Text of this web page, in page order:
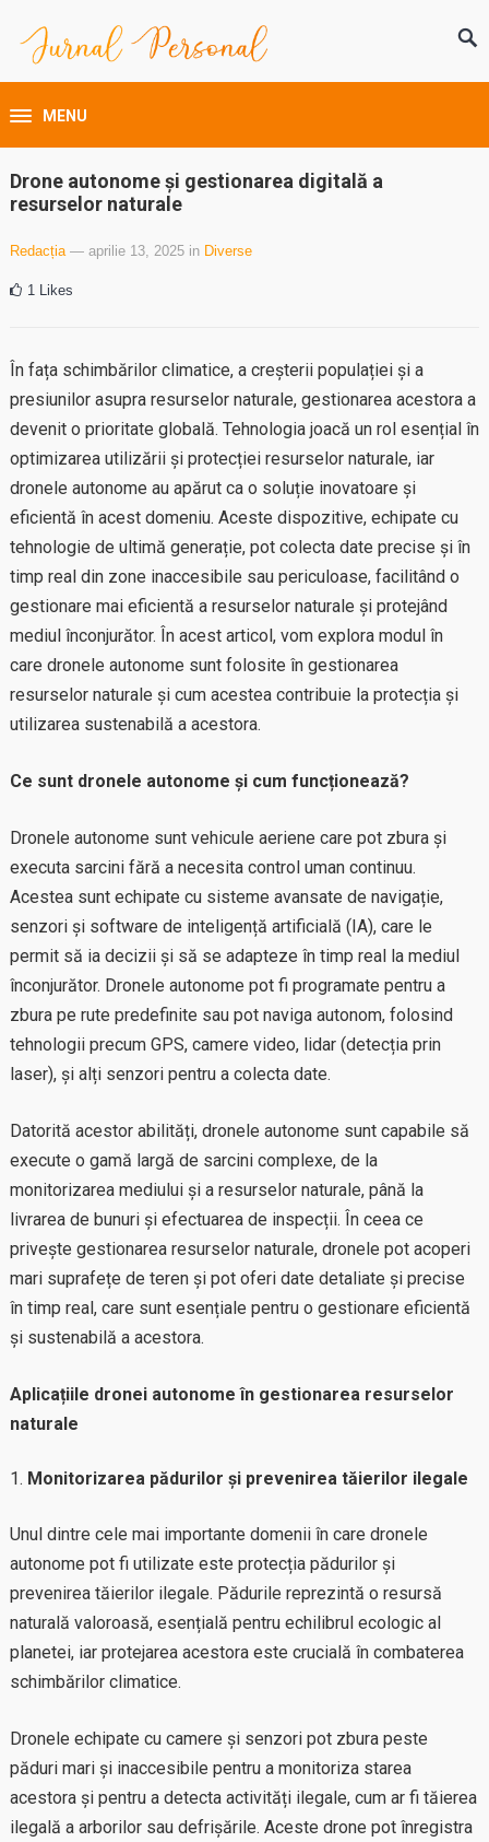
MENU
Drone autonome și gestionarea digitală a
resurselor naturale
Redacția — aprilie 13, 2025 in Diverse
1 Likes
În fața schimbărilor climatice, a creșterii populației și a
presiunilor asupra resurselor naturale, gestionarea acestora a
devenit o prioritate globală. Tehnologia joacă un rol esențial în
optimizarea utilizării și protecției resurselor naturale, iar
dronele autonome au apărut ca o soluție inovatoare și
eficientă în acest domeniu. Aceste dispozitive, echipate cu
tehnologie de ultimă generație, pot colecta date precise și în
timp real din zone inaccesibile sau periculoase, facilitând o
gestionare mai eficientă a resurselor naturale și protejând
mediul înconjurător. În acest articol, vom explora modul în
care dronele autonome sunt folosite în gestionarea
resurselor naturale și cum acestea contribuie la protecția și
utilizarea sustenabilă a acestora.
Ce sunt dronele autonome și cum funcționează?
Dronele autonome sunt vehicule aeriene care pot zbura și
executa sarcini fără a necesita control uman continuu.
Acestea sunt echipate cu sisteme avansate de navigație,
senzori și software de inteligență artificială (IA), care le
permit să ia decizii și să se adapteze în timp real la mediul
înconjurător. Dronele autonome pot fi programate pentru a
zbura pe rute predefinite sau pot naviga autonom, folosind
tehnologii precum GPS, camere video, lidar (detecția prin
laser), și alți senzori pentru a colecta date.
Datorită acestor abilități, dronele autonome sunt capabile să
execute o gamă largă de sarcini complexe, de la
monitorizarea mediului și a resurselor naturale, până la
livrarea de bunuri și efectuarea de inspecții. În ceea ce
privește gestionarea resurselor naturale, dronele pot acoperi
mari suprafețe de teren și pot oferi date detaliate și precise
în timp real, care sunt esențiale pentru o gestionare eficientă
și sustenabilă a acestora.
Aplicațiile dronei autonome în gestionarea resurselor
naturale
Monitorizarea pădurilor și prevenirea tăierilor ilegale
Unul dintre cele mai importante domenii în care dronele
autonome pot fi utilizate este protecția pădurilor și
prevenirea tăierilor ilegale. Pădurile reprezintă o resursă
naturală valoroasă, esențială pentru echilibrul ecologic al
planetei, iar protejarea acestora este crucială în combaterea
schimbărilor climatice.
Dronele echipate cu camere și senzori pot zbura peste
păduri mari și inaccesibile pentru a monitoriza starea
acestora și pentru a detecta activități ilegale, cum ar fi tăierea
ilegală a arborilor sau defrișările. Aceste drone pot înregistra